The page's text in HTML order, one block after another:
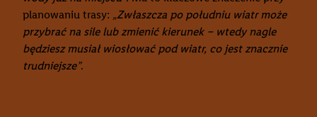
planowaniu trasy: „Zwłaszcza po południu wiatr może
przybrać na sile lub zmienić kierunek – wtedy nagle
będziesz musiał wiosłować pod wiatr, co jest znacznie
trudniejsze”.